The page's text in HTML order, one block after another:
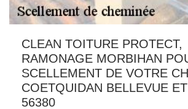
CLEAN TOITURE PROTECT,
RAMONAGE MORBIHAN
SCELLEMENT DE VOTRE
COETQUIDAN BELLEVUE
56380